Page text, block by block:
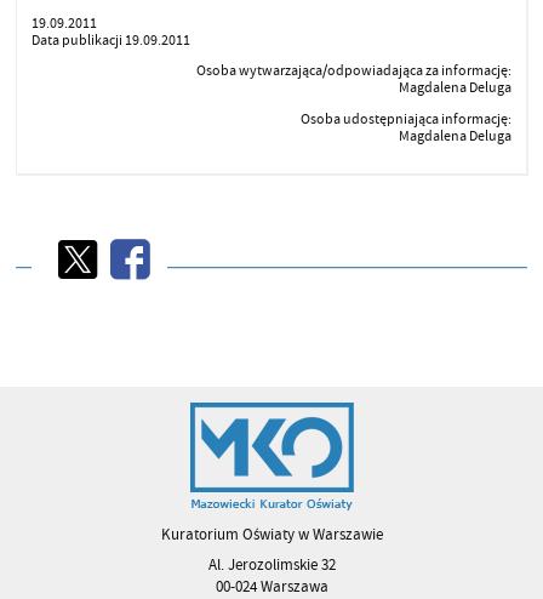
19.09.2011
Data publikacji 19.09.2011
Osoba wytwarzająca/odpowiadająca za informację:
Magdalena Deluga
Osoba udostępniająca informację:
Magdalena Deluga
Kuratorium Oświaty w Warszawie
Al. Jerozolimskie 32
00-024 Warszawa